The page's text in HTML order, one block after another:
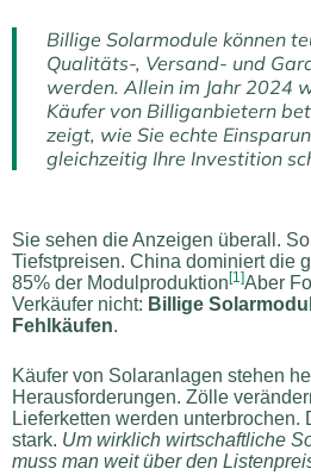
Billige Solarmodule können
Qualitäts-, Versand- und
werden. Allein im Jahr 2024
Käufer von Billiganbietern
zeigt, wie Sie echte
gleichzeitig Ihre Investition
Sie sehen die Anzeigen überall.
Tiefstpreisen. China dominiert die
85% der Modulproduktion[1]Aber
Verkäufer nicht: Billige
Fehlkäufen.
Käufer von Solaranlagen stehen
Herausforderungen. Zölle
Lieferketten werden unterbrochen.
stark. Um wirklich wirtschaftliche
muss man weit über den